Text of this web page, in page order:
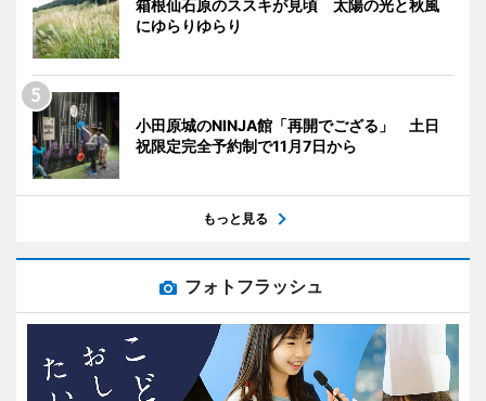
箱根仙石原のススキが見頃 太陽の光と秋風
にゆらりゆらり
小田原城のNINJA館「再開でござる」 土日
祝限定完全予約制で11月7日から
もっと見る
フォトフラッシュ